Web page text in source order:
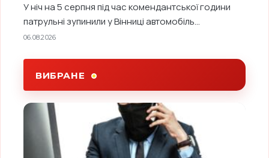
У ніч на 5 серпня під час комендантської години
патрульні зупинили у Вінниці автомобіль...
06.08.2026
ВИБРАНЕ